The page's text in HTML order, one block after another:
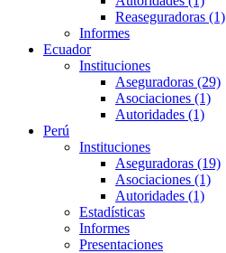
Reaseguradoras (1)
Informes
Ecuador
Instituciones
Aseguradoras (29)
Asociaciones (1)
Autoridades (1)
Perú
Instituciones
Aseguradoras (19)
Asociaciones (1)
Autoridades (1)
Estadísticas
Informes
Presentaciones